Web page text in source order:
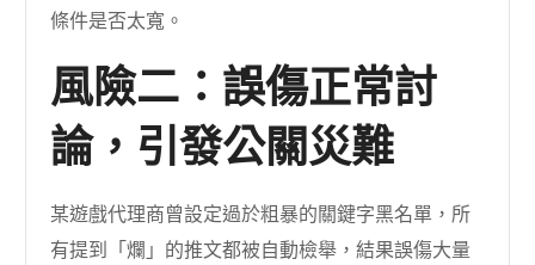
條件是否太寬。
風險二：誤傷正常討
論，引發公關災難
某遊戲代理商曾設定過於粗暴的關鍵字黑名單，所
有提到「爛」的推文都被自動檢舉，結果誤傷大量